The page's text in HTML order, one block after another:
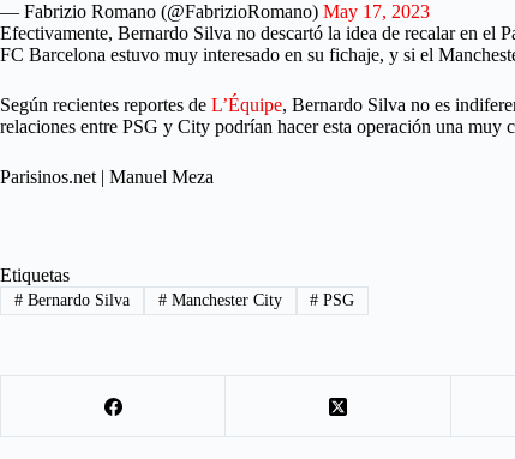
— Fabrizio Romano (@FabrizioRomano) May 17, 2023
Efectivamente, Bernardo Silva no descartó la idea de recalar en el
FC Barcelona estuvo muy interesado en su fichaje, y si el
Según recientes reportes de L’Équipe, Bernardo Silva no es
relaciones entre PSG y City podrían hacer esta operación una muy
Parisinos.net | Manuel Meza
Etiquetas
#Bernardo Silva #Manchester City # PSG